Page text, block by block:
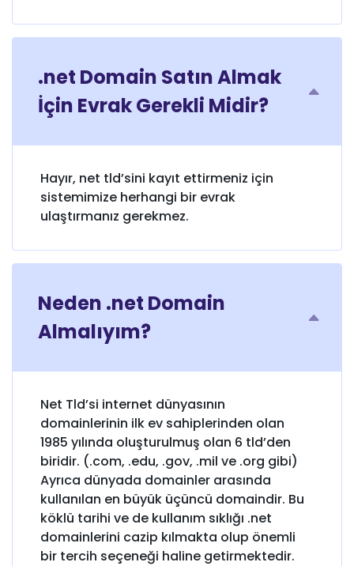
.net Domain Satın Almak
İçin Evrak Gerekli Midir?
Hayır, net tld’sini kayıt ettirmeniz için
sistemimize herhangi bir evrak
ulaştırmanız gerekmez.
Neden .net Domain
Almalıyım?
Net Tld’si internet dünyasının
domainlerinin ilk ev sahiplerinden olan
1985 yılında oluşturulmuş olan 6 tld’den
biridir. (.com, .edu, .gov, .mil ve .org gibi)
Ayrıca dünyada domainler arasında
kullanılan en büyük üçüncü domaindir. Bu
köklü tarihi ve de kullanım sıklığı .net
domainlerini cazip kılmakta olup önemli
bir tercih seçeneği haline getirmektedir.